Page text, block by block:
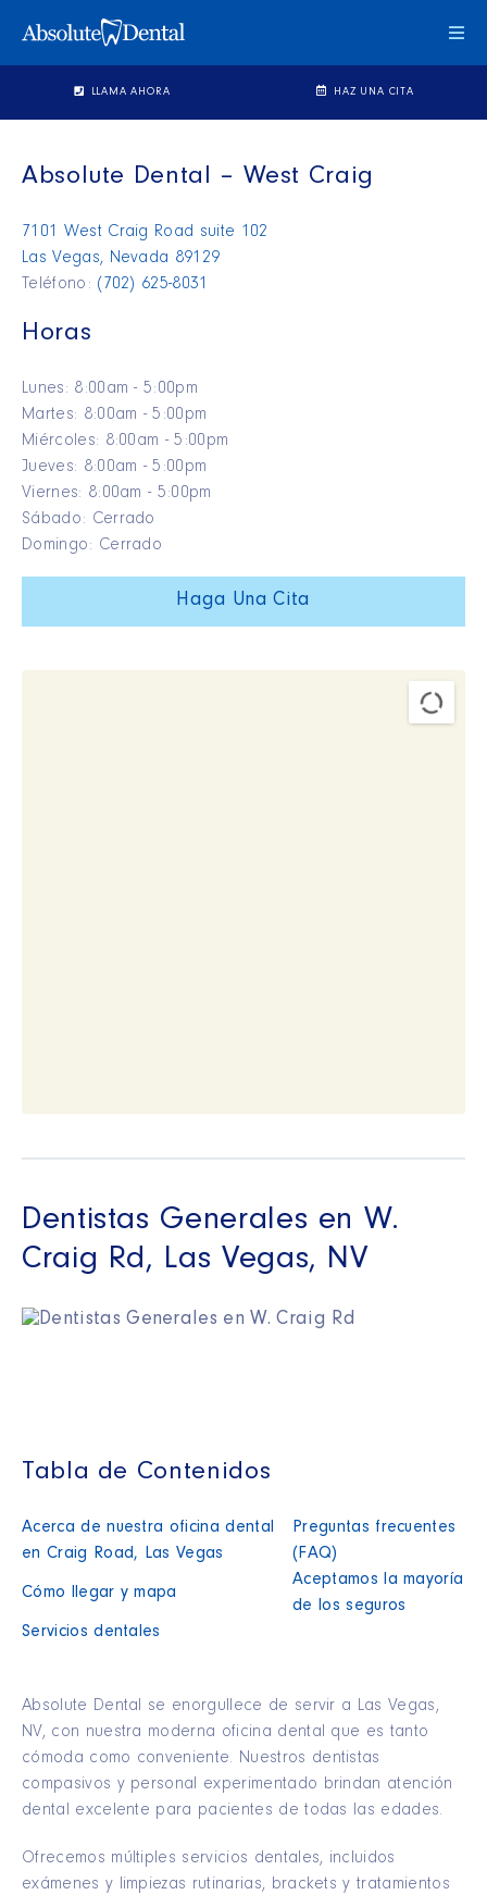
LLAMA AHORA HAZ UNA CITA
Absolute Dental – West Craig
7101 West Craig Road suite 102
Las Vegas, Nevada 89129
Teléfono: (702) 625-8031
Horas
Lunes: 8:00am - 5:00pm
Martes: 8:00am - 5:00pm
Miércoles: 8:00am - 5:00pm
Jueves: 8:00am - 5:00pm
Viernes: 8:00am - 5:00pm
Sábado: Cerrado
Domingo: Cerrado
Haga Una Cita
Dentistas Generales en W.
Craig Rd, Las Vegas, NV
Tabla de Contenidos
Acerca de nuestra oficina dental
en Craig Road, Las Vegas
Preguntas frecuentes
(FAQ)
Cómo llegar y mapa
Aceptamos la mayoría
de los seguros
Servicios dentales
Absolute Dental se enorgullece de servir a Las Vegas,
NV, con nuestra moderna oficina dental que es tanto
cómoda como conveniente. Nuestros dentistas
compasivos y personal experimentado brindan atención
dental excelente para pacientes de todas las edades.
Ofrecemos múltiples servicios dentales, incluidos
exámenes y limpiezas rutinarias, brackets y tratamientos